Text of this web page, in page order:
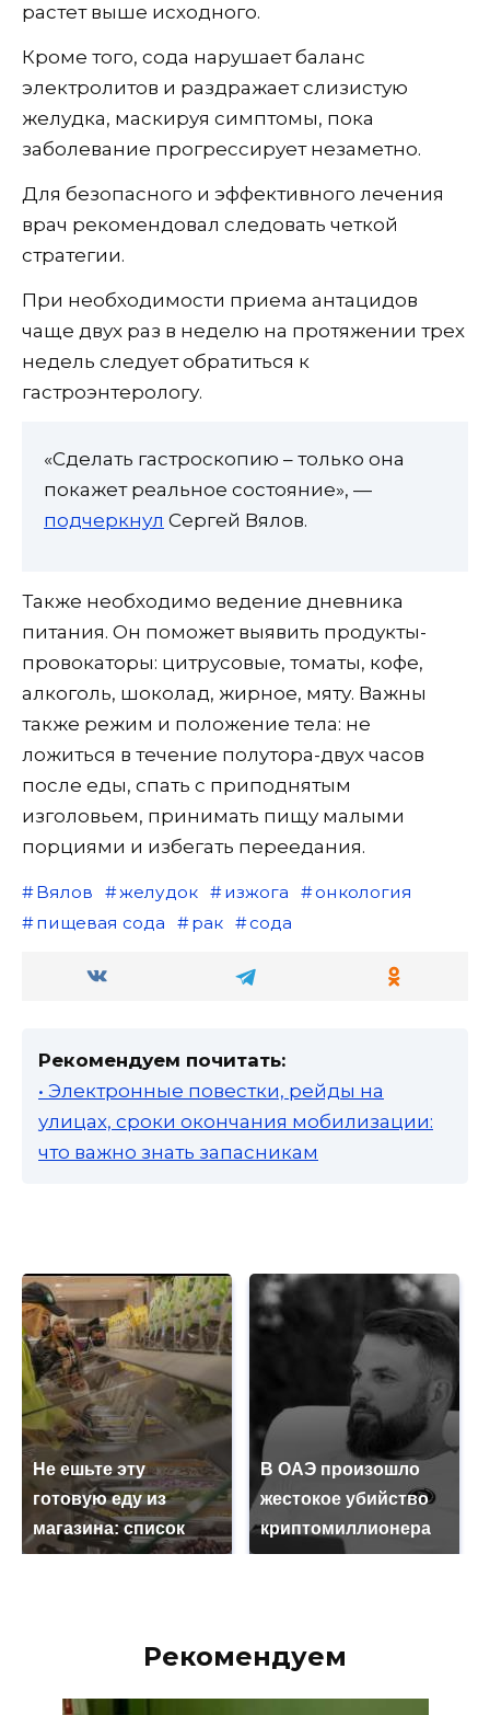
растет выше исходного.
Кроме того, сода нарушает баланс
электролитов и раздражает слизистую
желудка, маскируя симптомы, пока
заболевание прогрессирует незаметно.
Для безопасного и эффективного лечения
врач рекомендовал следовать четкой
стратегии.
При необходимости приема антацидов
чаще двух раз в неделю на протяжении трех
недель следует обратиться к
гастроэнтерологу.
«Сделать гастроскопию – только она
покажет реальное состояние», —
подчеркнул Сергей Вялов.
Также необходимо ведение дневника
питания. Он поможет выявить продукты-
провокаторы: цитрусовые, томаты, кофе,
алкоголь, шоколад, жирное, мяту. Важны
также режим и положение тела: не
ложиться в течение полутора-двух часов
после еды, спать с приподнятым
изголовьем, принимать пищу малыми
порциями и избегать переедания.
Вялов желудок изжога
онкология
пищевая сода
рак сода
Рекомендуем почитать:
• Электронные повестки, рейды на
улицах, сроки окончания мобилизации:
что важно знать запасникам
Не ешьте эту
готовую еду из
магазина: список
В ОАЭ произошло
жестокое убийство
криптомиллионера
Рекомендуем